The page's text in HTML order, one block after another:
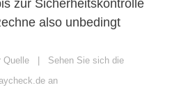
zur Sicherheitskontrolle
also unbedingt
Quelle | Sehen Sie sich die
an